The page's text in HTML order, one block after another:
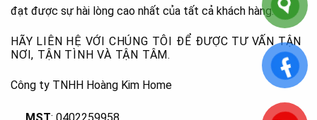
đạt được sự hài lòng cao nhất của tất cả khách hàng.
HÃY LIÊN HỆ VỚI CHÚNG TÔI ĐỂ ĐƯỢC TƯ VẤN TẬN
NƠI, TẬN TÌNH VÀ TẬN TÂM.
Công ty TNHH Hoàng Kim Home